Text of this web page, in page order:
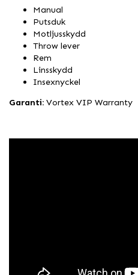
Manual
Putsduk
Motljusskydd
Throw lever
Rem
Linsskydd
Insexnyckel
Garanti: Vortex VIP Warranty